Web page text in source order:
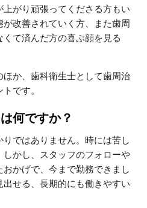
がり頑張ってくださる方もい
改善されていく方、また歯周
て済んだ方の喜ぶ顔を見る
ほか、歯科衛生士として歯周治
です。
何ですか？
ではありません。時には苦し
かし、スタッフのフォローや
かげで、今まで勤務できまし
せる、長期的にも働きやすい